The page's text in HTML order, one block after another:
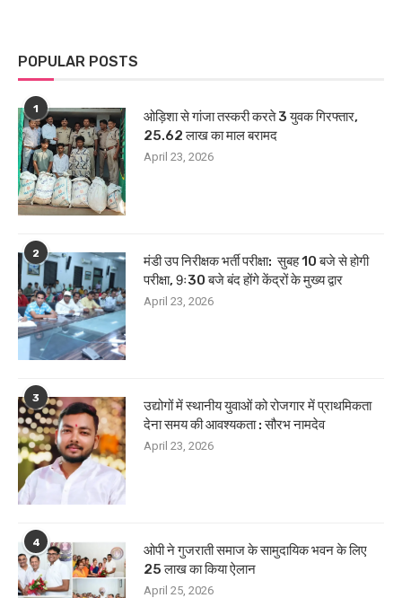
POPULAR POSTS
1
ओड़िशा से गांजा तस्करी करते 3 युवक गिरफ्तार,
25.62 लाख का माल बरामद
April 23, 2026
2
मंडी उप निरीक्षक भर्ती परीक्षा: सुबह 10 बजे से होगी
परीक्षा, 9ः30 बजे बंद होंगे केंद्रों के मुख्य द्वार
April 23, 2026
3
उद्योगों में स्थानीय युवाओं को रोजगार में प्राथमिकता
देना समय की आवश्यकता : सौरभ नामदेव
April 23, 2026
4
ओपी ने गुजराती समाज के सामुदायिक भवन के लिए
25 लाख का किया ऐलान
April 25, 2026